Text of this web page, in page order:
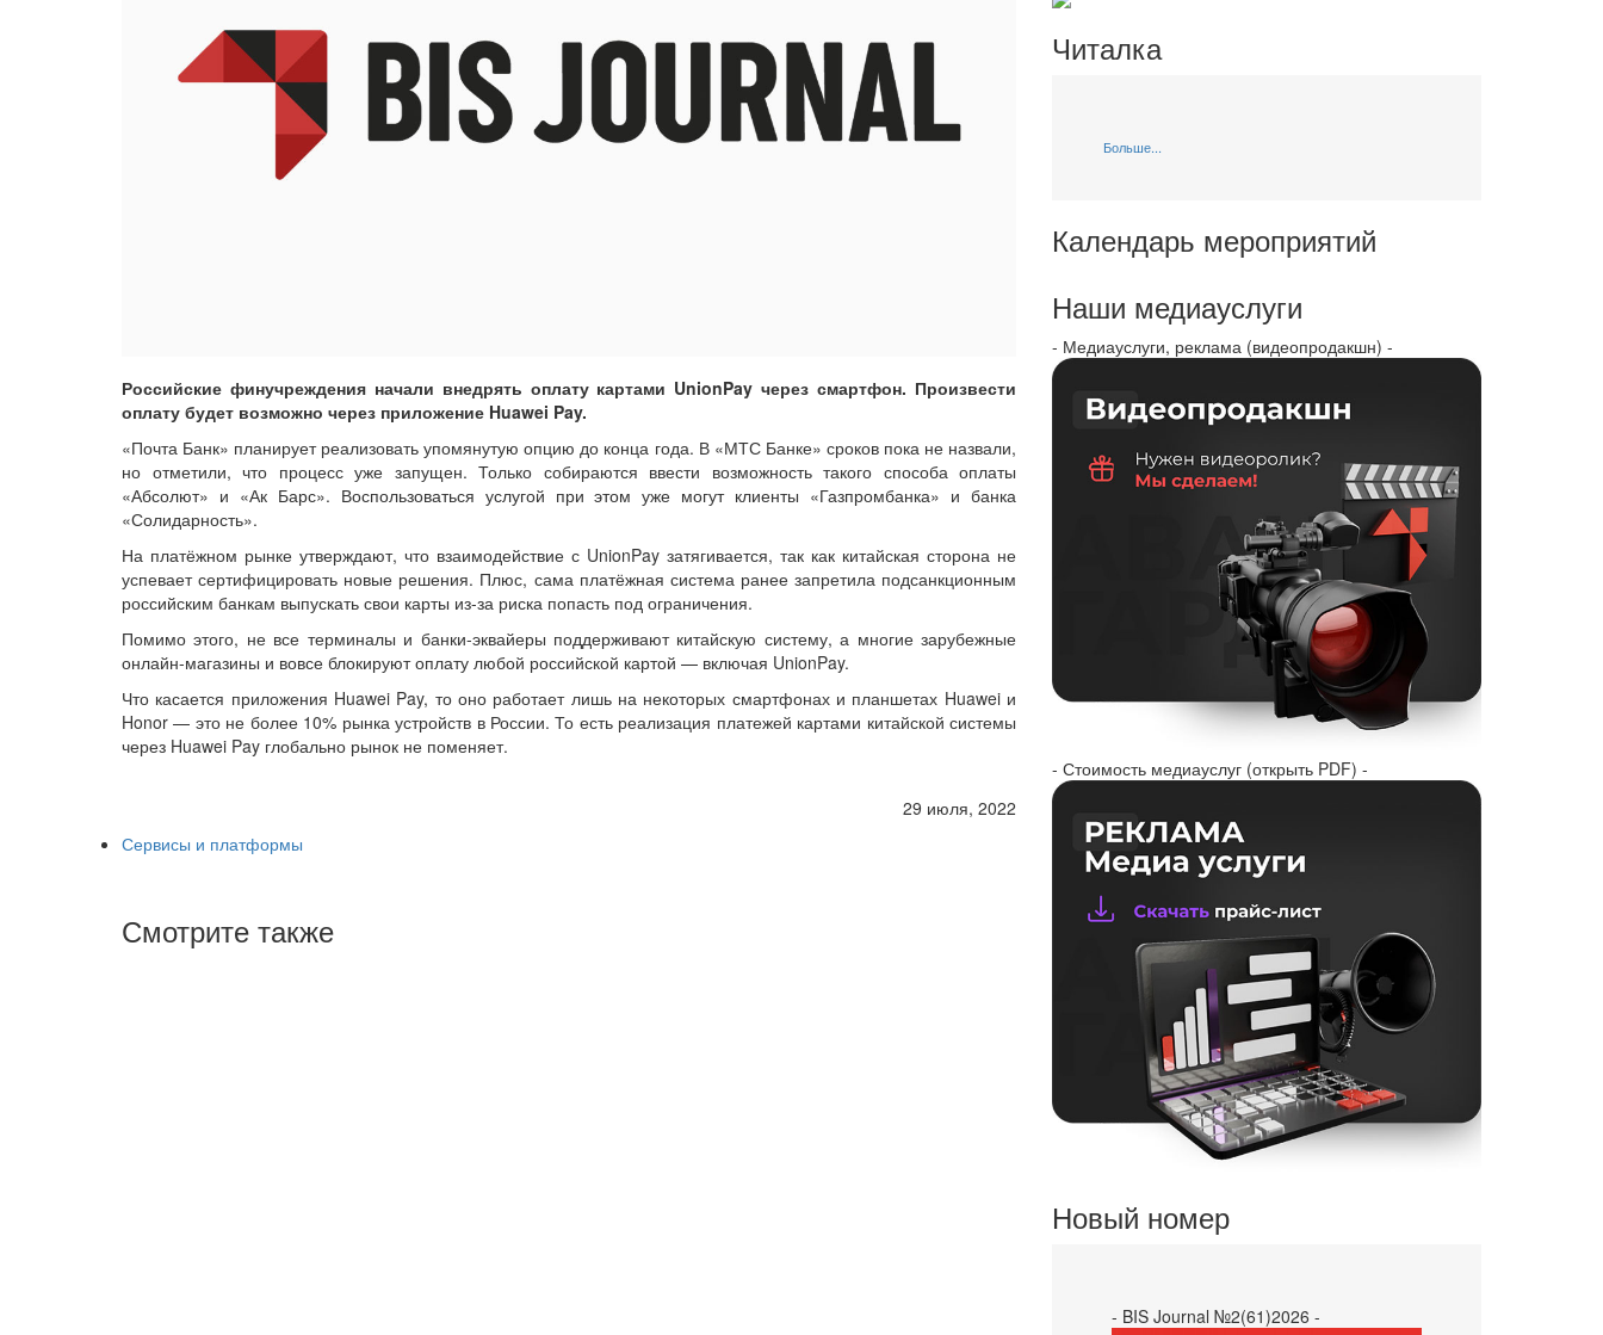
Российские финучреждения начали внедрять оплату картами UnionPay через смартфон. Произвести
оплату будет возможно через приложение Huawei Pay.
«Почта Банк» планирует реализовать упомянутую опцию до конца года. В «МТС Банке» сроков пока не назвали,
но отметили, что процесс уже запущен. Только собираются ввести возможность такого способа оплаты
«Абсолют» и «Ак Барс». Воспользоваться услугой при этом уже могут клиенты «Газпромбанка» и банка
«Солидарность».
На платёжном рынке утверждают, что взаимодействие с UnionPay затягивается, так как китайская сторона не
успевает сертифицировать новые решения. Плюс, сама платёжная система ранее запретила подсанкционным
российским банкам выпускать свои карты из-за риска попасть под ограничения.
Помимо этого, не все терминалы и банки-эквайеры поддерживают китайскую систему, а многие зарубежные
онлайн-магазины и вовсе блокируют оплату любой российской картой — включая UnionPay.
Что касается приложения Huawei Pay, то оно работает лишь на некоторых смартфонах и планшетах Huawei и
Honor — это не более 10% рынка устройств в России. То есть реализация платежей картами китайской системы
через Huawei Pay глобально рынок не поменяет.
29 июля, 2022
Сервисы и платформы
Смотрите также
Читалка
Больше...
Календарь мероприятий
Наши медиауслуги
- Медиауслуги, реклама (видеопродакшн) -
- Стоимость медиауслуг (открыть PDF) -
Новый номер
- BIS Journal №2(61)2026 -